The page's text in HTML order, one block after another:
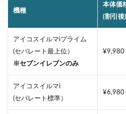
機種
本体価
(割引後)
アイコスイルマiプライム
(セパレート最上位）
※セブンイレブンのみ
¥9,980
アイコスイルマi
(セパレート標準）
¥6,980